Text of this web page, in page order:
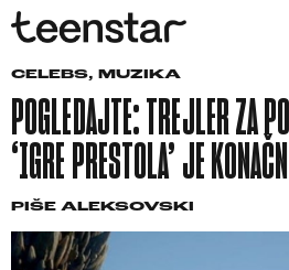
CELEBS, MUZIKA
POGLEDAJTE: TREJLER ZA
‘IGRE PRESTOLA’ JE
PIŠE ALEKSOVSKI